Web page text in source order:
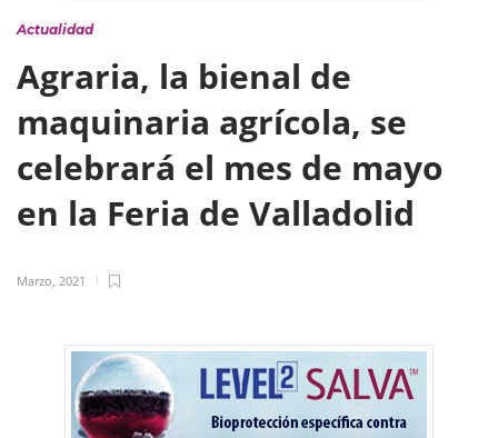
Actualidad
Agraria, la bienal de
maquinaria agrícola, se
celebrará el mes de mayo
en la Feria de Valladolid
Marzo, 2021